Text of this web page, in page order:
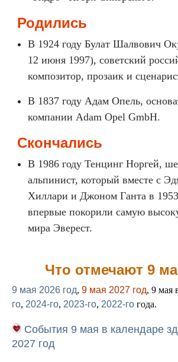
Родились
В 1924 году Булат Шалвович
12 июня 1997), советский
композитор, прозаик и
В 1837 году Адам Опель,
компании Adam Opel GmbH.
Скончались
В 1986 году Тенцинг Норгей,
альпинист, который вместе с
Хиллари и Джоном Ганта в
впервые покорили самую
мира Эверест.
Что отмечают 9
9 мая 2026 год, 9 мая 2027 год, 9 мая
го, 2024-го, 2023-го, 2022-го года.
События 9 мая в календаре
2027 год